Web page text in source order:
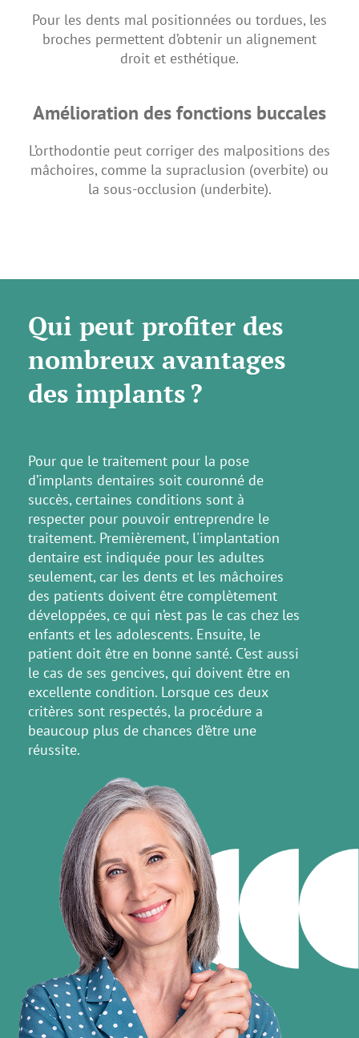
Pour les dents mal positionnées ou tordues, les
broches permettent d’obtenir un alignement
droit et esthétique.
Amélioration des fonctions buccales
L’orthodontie peut corriger des malpositions des
mâchoires, comme la supraclusion (overbite) ou
la sous-occlusion (underbite).
Qui peut profiter des
nombreux avantages
des implants ?
Pour que le traitement pour la pose
d’implants dentaires soit couronné de
succès, certaines conditions sont à
respecter pour pouvoir entreprendre le
traitement. Premièrement, l'implantation
dentaire est indiquée pour les adultes
seulement, car les dents et les mâchoires
des patients doivent être complètement
développées, ce qui n’est pas le cas chez les
enfants et les adolescents. Ensuite, le
patient doit être en bonne santé. C’est aussi
le cas de ses gencives, qui doivent être en
excellente condition. Lorsque ces deux
critères sont respectés, la procédure a
beaucoup plus de chances d’être une
réussite.